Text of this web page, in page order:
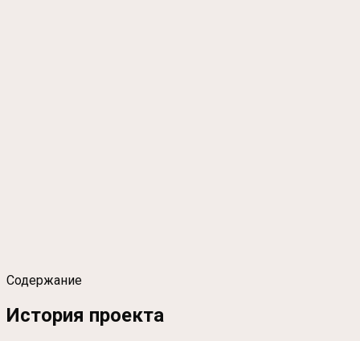
Содержание
История проекта